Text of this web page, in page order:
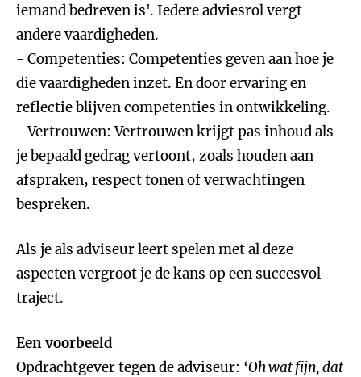
iemand bedreven is'. Iedere adviesrol vergt
andere vaardigheden.
- Competenties: Competenties geven aan hoe je
die vaardigheden inzet. En door ervaring en
reflectie blijven competenties in ontwikkeling.
- Vertrouwen: Vertrouwen krijgt pas inhoud als
je bepaald gedrag vertoont, zoals houden aan
afspraken, respect tonen of verwachtingen
bespreken.
Als je als adviseur leert spelen met al deze
aspecten vergroot je de kans op een succesvol
traject.
Een voorbeeld
Opdrachtgever tegen de adviseur: ‘Oh wat fijn, dat